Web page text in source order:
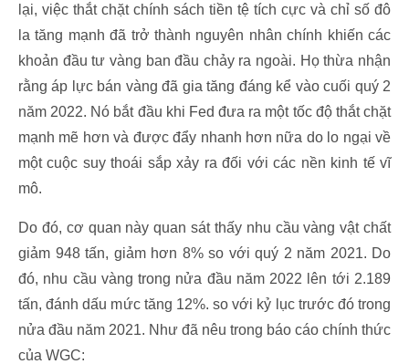
lại, việc thắt chặt chính sách tiền tệ tích cực và chỉ số đô
la tăng mạnh đã trở thành nguyên nhân chính khiến các
khoản đầu tư vàng ban đầu chảy ra ngoài. Họ thừa nhận
rằng áp lực bán vàng đã gia tăng đáng kể vào cuối quý 2
năm 2022. Nó bắt đầu khi Fed đưa ra một tốc độ thắt chặt
mạnh mẽ hơn và được đẩy nhanh hơn nữa do lo ngại về
một cuộc suy thoái sắp xảy ra đối với các nền kinh tế vĩ
mô.
Do đó, cơ quan này quan sát thấy nhu cầu vàng vật chất
giảm 948 tấn, giảm hơn 8% so với quý 2 năm 2021. Do
đó, nhu cầu vàng trong nửa đầu năm 2022 lên tới 2.189
tấn, đánh dấu mức tăng 12%. so với kỷ lục trước đó trong
nửa đầu năm 2021. Như đã nêu trong báo cáo chính thức
của WGC: